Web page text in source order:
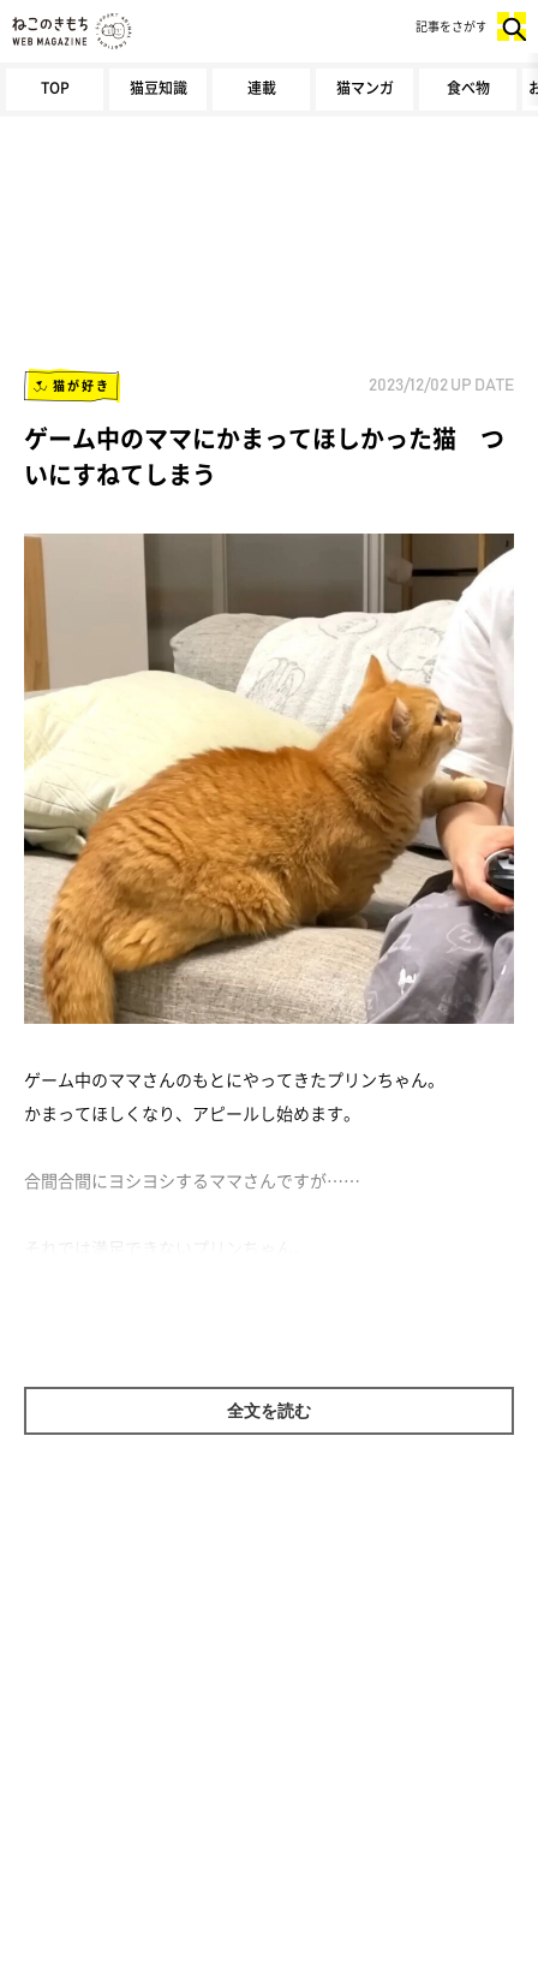
TOP 猫豆知識 連載 猫マンガ 食べ物
記事をさがす
猫が好き 2023/12/02 UP DATE
ゲーム中のママにかまってほしかった猫 つ
いにすねてしまう
ゲーム中のママさんのもとにやってきたプリンちゃん。
かまってほしくなり、アピールし始めます。
合間合間にヨシヨシするママさんですが……
ちゃんなのでした。
全文を読む